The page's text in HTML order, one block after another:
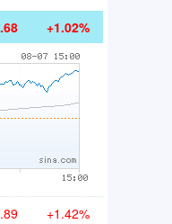
+1.02%
+1.42%